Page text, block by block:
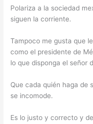
Polariza a la sociedad
siguen la corriente.
Tampoco me gusta que
como el presidente de
lo que disponga el señor
Que cada quién haga de
se incomode.
Es lo justo y correcto y